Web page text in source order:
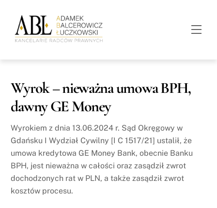
content
Wyrok – nieważna umowa BPH,
dawny GE Money
Wyrokiem z dnia 13.06.2024 r. Sąd Okręgowy w
Gdańsku I Wydział Cywilny [I C 1517/21] ustalił, że
umowa kredytowa GE Money Bank, obecnie Banku
BPH, jest nieważna w całości oraz zasądził zwrot
dochodzonych rat w PLN, a także zasądził zwrot
kosztów procesu.